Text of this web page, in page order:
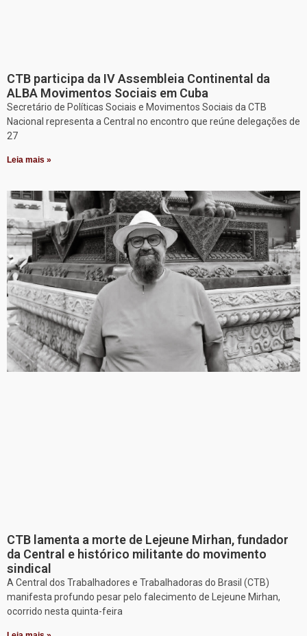
CTB participa da IV Assembleia Continental da
ALBA Movimentos Sociais em Cuba
Secretário de Políticas Sociais e Movimentos Sociais da CTB
Nacional representa a Central no encontro que reúne delegações de
27
Leia mais »
CTB lamenta a morte de Lejeune Mirhan, fundador
da Central e histórico militante do movimento
sindical
A Central dos Trabalhadores e Trabalhadoras do Brasil (CTB)
manifesta profundo pesar pelo falecimento de Lejeune Mirhan,
ocorrido nesta quinta-feira